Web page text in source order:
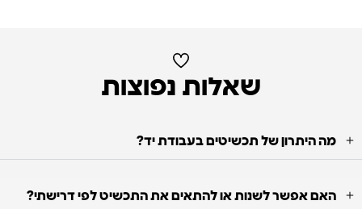
שאלות נפוצות
מה היתרון של תכשיטים בעבודת יד?
האם אפשר לשנות או להתאים את התכשיט לפי דרישתי?